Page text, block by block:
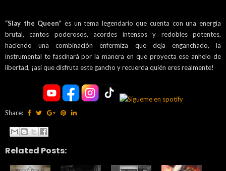
“Slay the Queen” es un tema legendario que cuenta con una energía
brutal, cantos poderosos, acordes intensos y redobles potentes,
haciendo una combinación enfermiza que deja enganchado, la
instrumental te fascinará por la manera en que proyecta ese anhelo de
libertad, ¡así que disfruta este gancho y recuerda quién eres realmente!
Share:
Related Posts: